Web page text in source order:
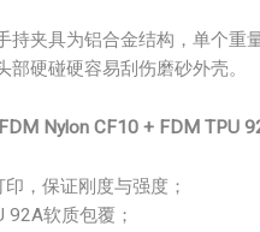
持夹具为铝合金结构，单个
硬碰硬容易刮伤磨砂外壳。
FDM Nylon CF10 + FDM TPU
，保证刚度与强度；
92A软质包覆；